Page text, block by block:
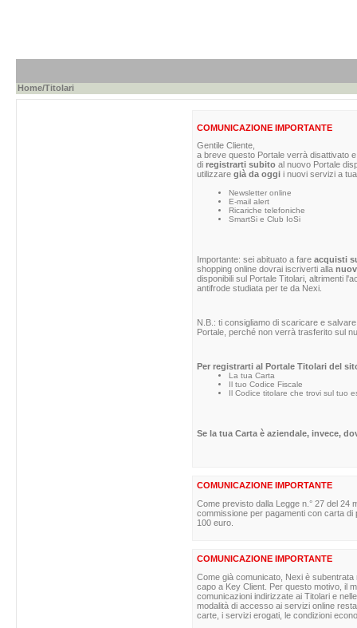
Home/Titolari
COMUNICAZIONE IMPORTANTE
Gentile Cliente,
a breve questo Portale verrà disattivato
diregistrarti subitoal nuovo Portale
utilizzare già da oggii nuovi servizi a
Newsletter online
E-mail alert
Ricariche telefoniche
SmartSi e Club IoSi
Importante: sei abituato a fare acquisti
shopping online dovrai iscriverti alla
disponibili sul Portale Titolari, altrimenti
antifrode studiata per te da Nexi.
N.B.: ti consigliamo di scaricare e
Portale, perché non verrà trasferito sul
Per registrarti al Portale Titolari del
La tua Carta
Il tuo Codice Fiscale
Il Codice titolare che trovi sul tuo
Se la tua Carta è aziendale, invece,
COMUNICAZIONE IMPORTANTE
Come previsto dalla Legge n.° 27 del 24
commissione per pagamenti con carta
100 euro.
COMUNICAZIONE IMPORTANTE
Come già comunicato, Nexi è
capo a Key Client. Per questo motivo, il
comunicazioni indirizzate ai Titolari e
modalità di accesso ai servizi online
carte, i servizi erogati, le condizioni